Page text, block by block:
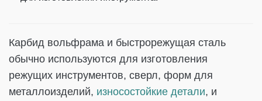
Карбид вольфрама и быстрорежущая сталь
обычно используются для изготовления
режущих инструментов, сверл, форм для
металлоизделий, износостойкие детали, и